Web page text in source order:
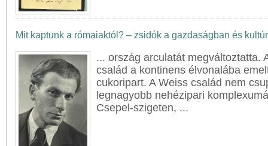
Mit kaptunk a rómaiaktól? – zsidók a gazdaságban és
... ország arculatát megváltoztatta.
család a kontinens élvonalába
cukoripart. A Weiss család nem
legnagyobb nehézipari
Csepel-szigeten, ...